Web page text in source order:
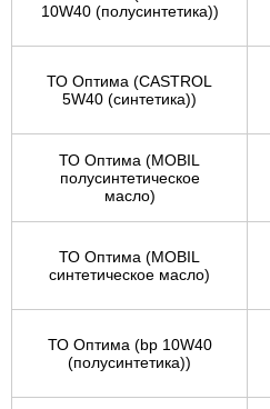
10W40 (полусинтетика))
ТО Оптима (CASTROL
5W40 (синтетика))
ТО Оптима (MOBIL
полусинтетическое
масло)
ТО Оптима (MOBIL
синтетическое масло)
ТО Оптима (bp 10W40
(полусинтетика))